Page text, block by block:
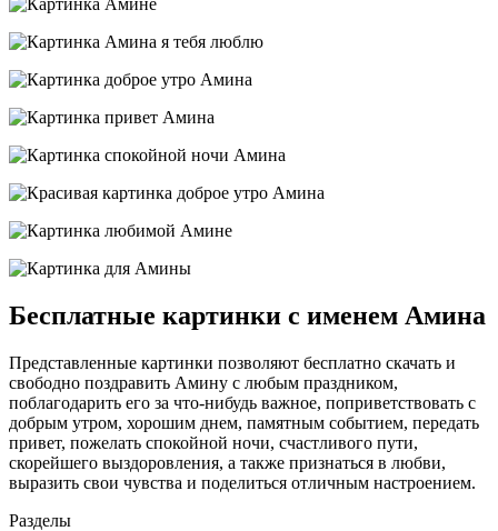
Бесплатные картинки с именем Амина
Представленные картинки позволяют бесплатно скачать и
свободно поздравить Амину с любым праздником,
поблагодарить его за что-нибудь важное, поприветствовать с
добрым утром, хорошим днем, памятным событием, передать
привет, пожелать спокойной ночи, счастливого пути,
скорейшего выздоровления, а также признаться в любви,
выразить свои чувства и поделиться отличным настроением.
Разделы